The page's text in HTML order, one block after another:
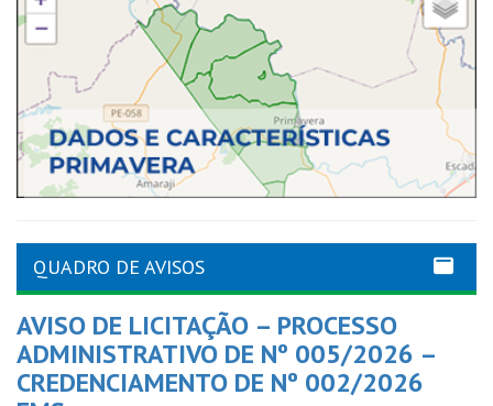
QUADRO DE AVISOS
AVISO DE LICITAÇÃO – PROCESSO
ADMINISTRATIVO DE Nº 005/2026 –
CREDENCIAMENTO DE Nº 002/2026